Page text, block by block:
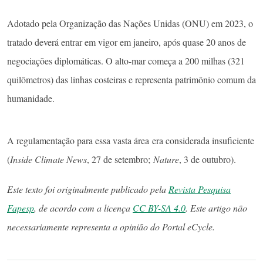
Adotado pela Organização das Nações Unidas (ONU) em 2023, o
tratado deverá entrar em vigor em janeiro, após quase 20 anos de
negociações diplomáticas. O alto-mar começa a 200 milhas (321
quilômetros) das linhas costeiras e representa patrimônio comum da
humanidade.
A regulamentação para essa vasta área era considerada insuficiente
(Inside Climate News, 27 de setembro; Nature, 3 de outubro).
Este texto foi originalmente publicado pela Revista Pesquisa
Fapesp, de acordo com a licença CC BY-SA 4.0. Este artigo não
necessariamente representa a opinião do Portal eCycle.